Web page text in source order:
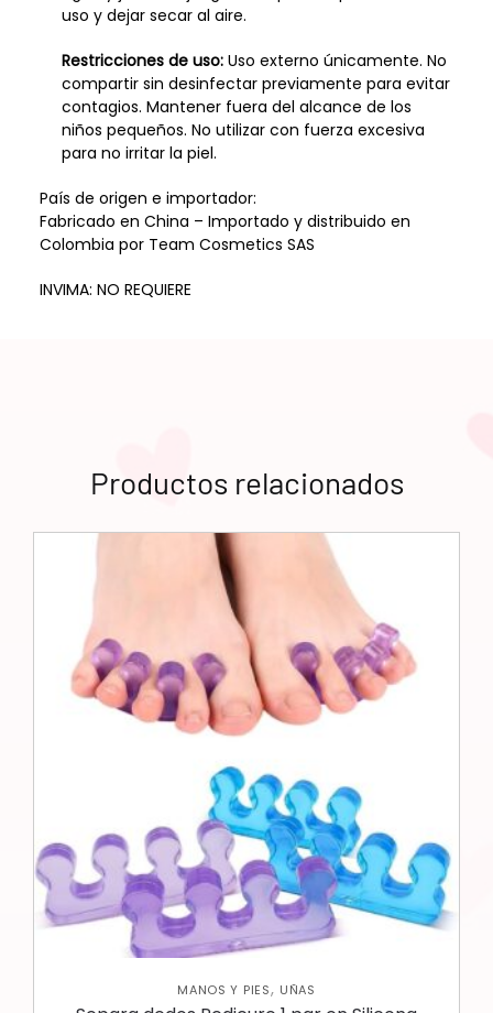
uso y dejar secar al aire.
Restricciones de uso:Uso externo únicamente. No
compartir sin desinfectar previamente para evitar
contagios. Mantener fuera del alcance de los
niños pequeños. No utilizar con fuerza excesiva
para no irritar la piel.
País de origen e importador:
Fabricado en China – Importado y distribuido en
Colombia por Team Cosmetics SAS
INVIMA: NO REQUIERE
Productos relacionados
MANOS Y PIES, UÑAS